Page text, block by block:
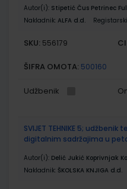
Autor(i): Stipetić Čus Petrinec
Nakladnik: ALFA d.d.
SKU: 556179
ŠIFRA OMOTA: 500160
Udžbenik
SVIJET TEHNIKE 5;
digitalnim sadržajima u
Autor(i): Delić Jukić Koprivnjak
Nakladnik: ŠKOLSKA KNJIGA d.d.